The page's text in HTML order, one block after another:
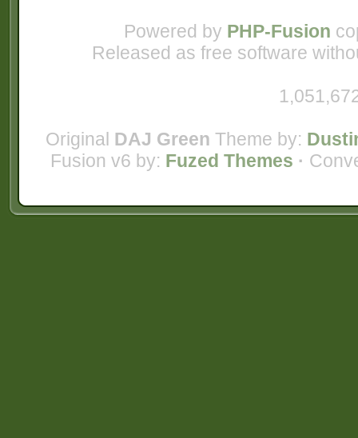
Powered by PHP-Fusion
Released as free software
Original DAJ Green Theme by:
Fusion v6 by: Fuzed Themes ·